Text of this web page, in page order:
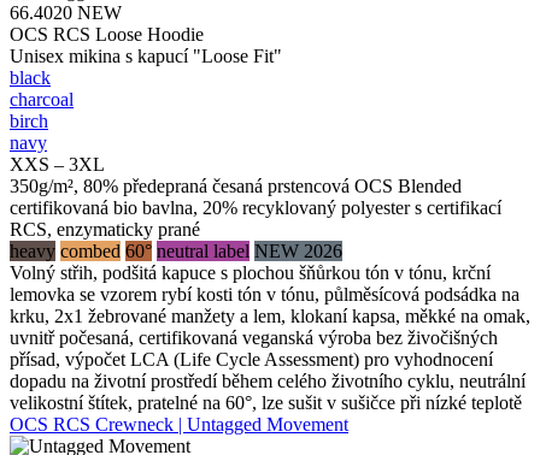
66.4020 NEW
OCS RCS Loose Hoodie
Unisex mikina s kapucí "Loose Fit"
black
charcoal
birch
navy
XXS – 3XL
350g/m², 80% předepraná česaná prstencová OCS Blended
certifikovaná bio bavlna, 20% recyklovaný polyester s certifikací
RCS, enzymaticky prané
heavy combed 60° neutral label NEW 2026
Volný střih, podšitá kapuce s plochou šňůrkou tón v tónu, krční
lemovka se vzorem rybí kosti tón v tónu, půlměsícová podsádka na
krku, 2x1 žebrované manžety a lem, klokaní kapsa, měkké na omak,
uvnitř počesaná, certifikovaná veganská výroba bez živočišných
přísad, výpočet LCA (Life Cycle Assessment) pro vyhodnocení
dopadu na životní prostředí během celého životního cyklu, neutrální
velikostní štítek, pratelné na 60°, lze sušit v sušičce při nízké teplotě
OCS RCS Crewneck | Untagged Movement